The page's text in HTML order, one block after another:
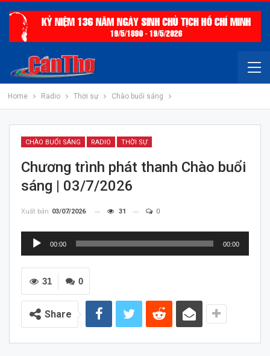
Home Radio Thời sự Chào buổi sáng
CHÀO BUỔI SÁNG RADIO THỜI SỰ
Chương trình phát thanh Chào buổi
sáng | 03/7/2026
Xuất bản 03/07/2026 31 0
Trình
Audio
00:00 00:00
0
31
Share